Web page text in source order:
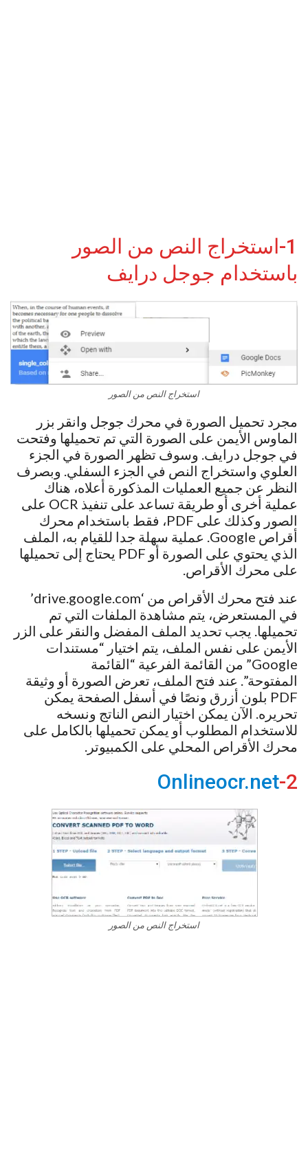
1-استخراج النص من الصور
باستخدام جوجل درايف
استخراج النص من الصور
مجرد تحميل الصورة في محرك جوجل وانقر بزر
الماوس الأيمن على الصورة التي تم تحميلها وفتحت
في جوجل درايف. وسوف تظهر الصورة في الجزء
العلوي واستخراج النص في الجزء السفلي. وبصرف
النظر عن جميع العمليات المذكورة أعلاه، هناك
عملية أخرى أو طريقة تساعد على تنفيذ OCR على
الصور وكذلك على PDF، فقط باستخدام محرك
أقراص Google. عملية سهلة جدا للقيام به، الملف
الذي يحتوي على الصورة أو PDF يحتاج إلى تحميلها
على محرك الأقراص.
عند فتح محرك الأقراص من ‘drive.google.com’
في المستعرض، يتم مشاهدة الملفات التي تم
تحميلها. يجب تحديد الملف المفضل والنقر على الزر
الأيمن على نفس الملف، يتم اختيار “مستندات
Google” من القائمة الفرعية “القائمة
المفتوحة”. عند فتح الملف، تعرض الصورة أو وثيقة
PDF بلون أزرق ونصًا في أسفل الصفحة يمكن
تحريره. الآن يمكن اختيار النص الناتج ونسخه
للاستخدام المطلوب أو يمكن تحميلها بالكامل على
محرك الأقراص المحلي على الكمبيوتر.
2-
Onlineocr.net
استخراج النص من الصور